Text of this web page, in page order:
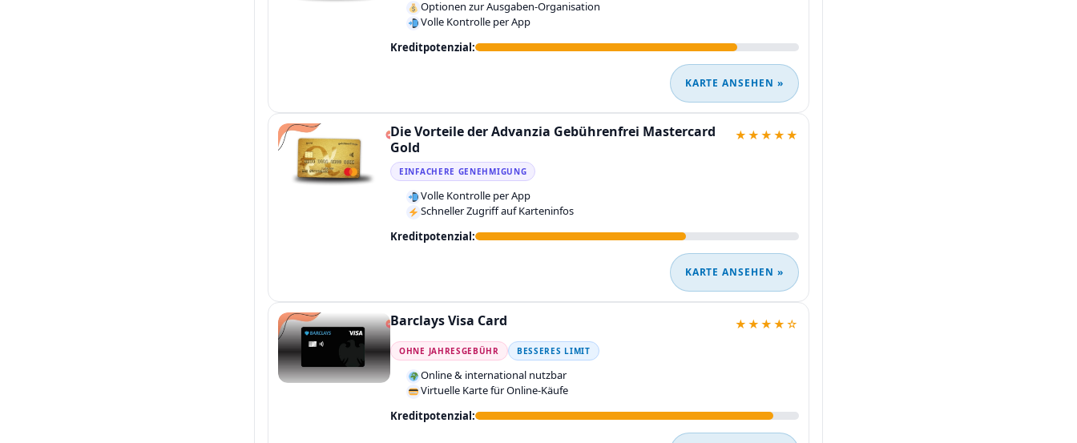
Optionen zur Ausgaben-Organisation
Volle Kontrolle per App
Kreditpotenzial:
KARTE ANSEHEN »
Die Vorteile der Advanzia Gebührenfrei Mastercard
Gold
★★★★★
EINFACHERE GENEHMIGUNG
Volle Kontrolle per App
Schneller Zugriff auf Karteninfos
Kreditpotenzial:
KARTE ANSEHEN »
Barclays Visa Card ★★★★☆
OHNE JAHRESGEBÜHR BESSERES LIMIT
Online & international nutzbar
Virtuelle Karte für Online-Käufe
Kreditpotenzial: